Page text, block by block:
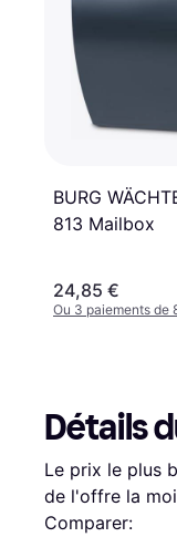
BURG
813 Mailbox
24,85 €
Ou 3 paiements de
Détails
Le prix le plus
de l'offre la
Comparer: